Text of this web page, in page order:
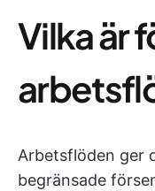
Vilka är
Arbetsflöden ger
begränsade